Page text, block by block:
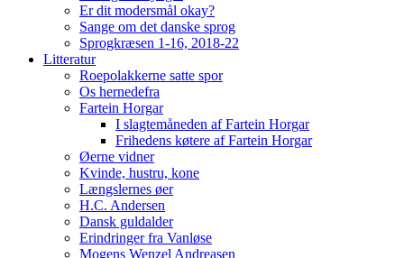
Er dit modersmål okay?
Sange om det danske sprog
Sprogkræsen 1-16, 2018-22
Litteratur
Roepolakkerne satte spor
Os hernedefra
Fartein Horgar
I slagtemåneden af Fartein Horgar
Frihedens køtere af Fartein Horgar
Øerne vidner
Kvinde, hustru, kone
Længslernes øer
H.C. Andersen
Dansk guldalder
Erindringer fra Vanløse
Mogens Wenzel Andreasen